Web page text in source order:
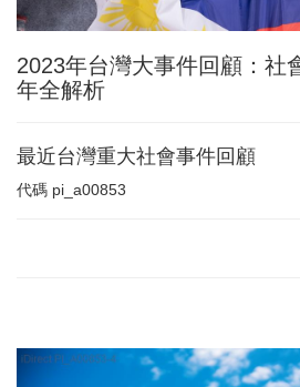
2023年台灣大事件回顧：社
年全解析
最近台灣重大社會事件回顧
代碼 pi_a00853